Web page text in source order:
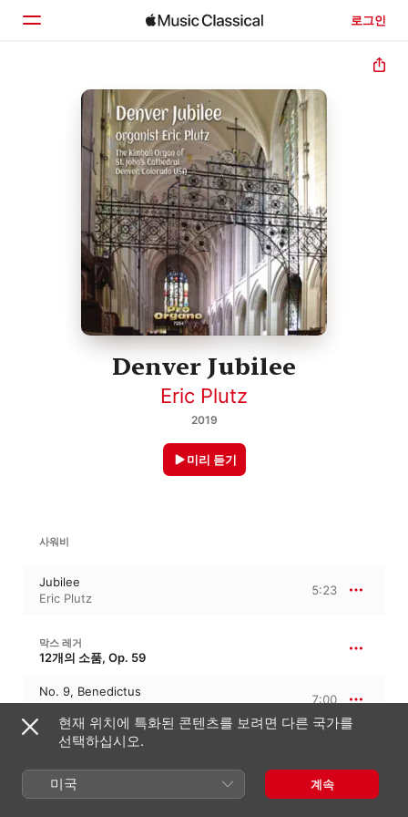
로그인
둘러보기
Denver Jubilee
Eric Plutz
2019
미리 듣기
사워비
Jubilee
Eric Plutz
5:23
막스 레거
12개의 소품, Op. 59
No. 9, Benedictus
Eric Plutz
7:00
마르셀 뒤프레
3개의 서곡과 푸가, Op. 7
I. Prelude
현재 위치에 특화된 콘텐츠를 보려면 다른 국가를
선택하십시오.
미국 계속